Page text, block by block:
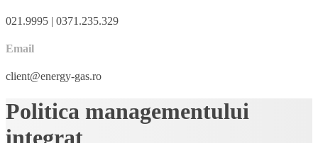
021.9995 | 0371.235.329
Email
client@energy-gas.ro
Politica managementului
integrat